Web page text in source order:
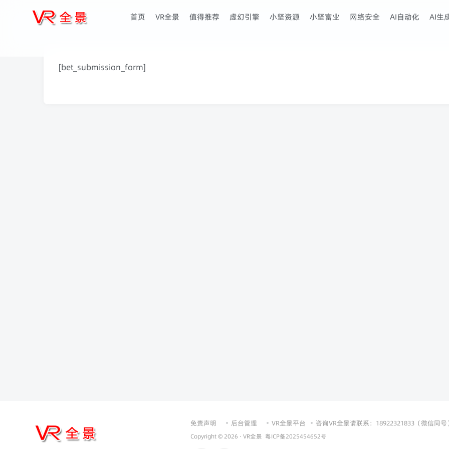
首页 VR全景 值得推荐 虚幻引擎 小坚资源 小坚富业 网络安全 AI自动化 AI生
[bet_submission_form]
免责声明 后台管理 VR全景平台 咨询VR全景请联系：18922321833（微信同号
Copyright © 2026 · VR全景 粤ICP备2025454652号